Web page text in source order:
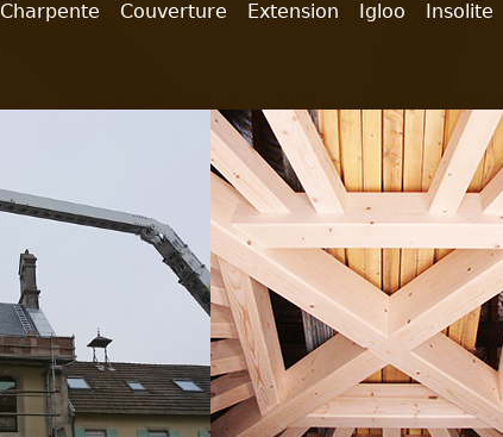
Charpente Couverture Extension Igloo Insolite